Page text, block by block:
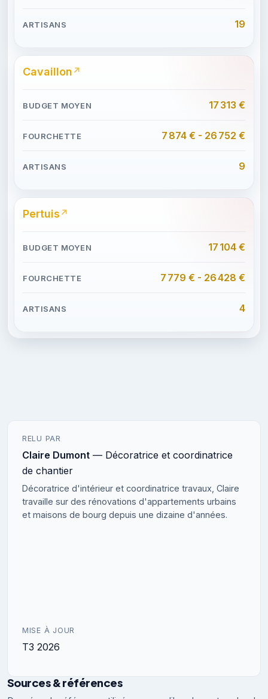
19
Cavaillon
17 313 €
7 874 € - 26 752 €
9
Pertuis
17 104 €
7 779 € - 26 428 €
4
RELU PAR
Claire Dumont — Décoratrice et coordinatrice
de chantier
Décoratrice d'intérieur et coordinatrice travaux, Claire
travaille sur des rénovations d'appartements urbains
et maisons de bourg depuis une dizaine d'années.
MISE À JOUR
T3 2026
Sources & références